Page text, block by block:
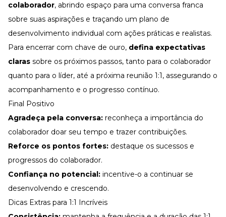
colaborador, abrindo espaço para uma conversa franca
sobre suas aspirações e traçando um plano de
desenvolvimento individual com ações práticas e realistas.
Para encerrar com chave de ouro, defina expectativas
claras sobre os próximos passos, tanto para o colaborador
quanto para o líder, até a próxima reunião 1:1, assegurando o
acompanhamento e o progresso contínuo.
Final Positivo
Agradeça pela conversa: reconheça a importância do
colaborador doar seu tempo e trazer contribuições.
Reforce os pontos fortes: destaque os sucessos e
progressos do colaborador.
Confiança no potencial: incentive-o a continuar se
desenvolvendo e crescendo.
Dicas Extras para 1:1 Incríveis